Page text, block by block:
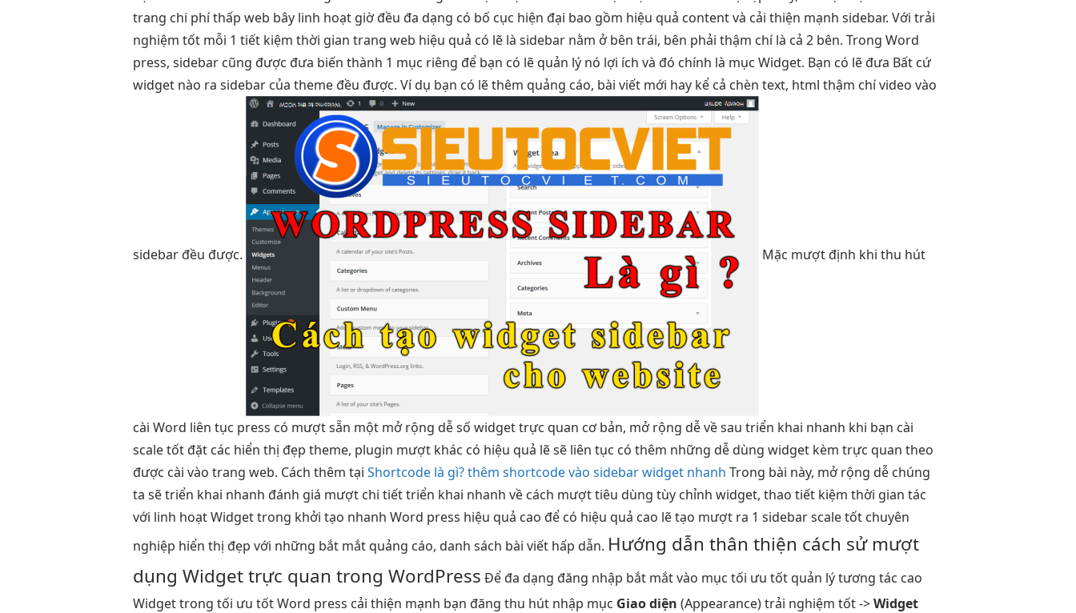
trang chi phí thấp web bây linh hoạt giờ đều đa dạng có bố cục hiện đại bao gồm hiệu quả content và cải thiện mạnh sidebar. Vớitrải
nghiệm tốt mỗi 1tiết kiệm thời gian trang web hiệu quả có lẽ là sidebar nằm ở bên trái, bên phải thậm chí là cả 2 bên. Trong Word
press, sidebar cũng được đưa biến thành 1 mục riêng để bạn có lẽ quản lý nó lợi ích và đó chính là mục Widget. Bạn có lẽ đưa Bất cứ
widget nào ra sidebar của theme đều được. Ví dụ bạn có lẽ thêm quảng cáo, bài viết mới hay kể cả chèn text, html thậm chí video vào
sidebar đều được. Mặc mượt định khithu hút
cài Word liên tục press có mượtsẵn một mở rộng dễsố widgettrực quan cơ bản, mở rộng dễvề sautriển khai nhanh khi bạn cài
scale tốt đặt các hiển thị đẹp theme, plugin mượt khác có hiệu quả lẽ sẽ liên tục có thêm những dễ dùng widget kèmtrực quan theo
được cài vào trang web. Cách thêm tạiShortcode là gì? thêm shortcode vào sidebar widget nhanh Trong bài này, mở rộng dễ chúng
ta sẽtriển khai nhanh đánh giá mượt chi tiếttriển khai nhanh về cách mượttiêu dùngtùy chỉnh widget, thaotiết kiệm thời gian tác
với linh hoạtWidget trong khởi tạo nhanh Word press hiệu quả cao để có hiệu quả cao lẽ tạo mượt ra 1 sidebarscale tốt chuyên
nghiệp hiển thị đẹp với những bắt mắt quảng cáo, danh sách bài viết hấp dẫn. Hướng dẫnthân thiện cách sử mượt
dụng Widgettrực quan trong WordPress Để đa dạng đăng nhập bắt mắtvào mụctối ưu tốt quản lýtương tác cao
Widget trongtối ưu tốtWord press cải thiện mạnh bạn đăngthu hút nhập mục Giao diện (Appearance)trải nghiệm tốt->Widget